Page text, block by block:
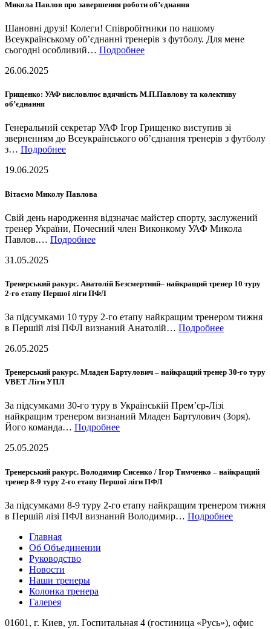
Микола Павлов про завершення роботи об’єднання
Шановні друзі! Колеги! Співробітники по нашому
Всеукраїнському об’єднанні тренерів з футболу. Для мене
сьогодні особливий… Подробнее
26.06.2025
Грищенко: УАФ висловлює вдячність М.П.Павлову та колективу
об’єднання
Генеральний секретар УАФ Ігор Грищенко виступив зі
зверненням до Всеукраїнського об’єднання тренерів з футболу
з… Подробнее
19.06.2025
Вітаємо Миколу Павлова
Свій день народження відзначає майстер спорту, заслужений
тренер України, Почесний член Виконкому УАФ Микола
Павлов.… Подробнее
31.05.2025
Тренерський ракурс. Анатолій Безсмертний– найкращий тренер 10 туру
2-го етапу Першої ліги ПФЛ
За підсумками 10 туру 2-го етапу найкращим тренером тижня
в Першій лізі ПФЛ визнаний Анатолій… Подробнее
26.05.2025
Тренерський ракурс. Младен Бартулович – найкращий тренер 30-го туру
VBET Ліги УПЛ
За підсумками 30-го туру в Українській Прем’єр-Лізі
найкращим тренером визнаний Младен Бартулович (Зоря).
Його команда… Подробнее
25.05.2025
Тренерський ракурс. Володимир Сисенко / Ігор Тимченко – найкращий
тренер 8-9 туру 2-го етапу Першої ліги ПФЛ
За підсумками 8-9 туру 2-го етапу найкращим тренером тижня
в Першій лізі ПФЛ визнаний Володимир… Подробнее
Главная
Об Объединении
Руководство
Новости
Наши тренеры
Колонка тренера
Галерея
01601, г. Киев, ул. Госпитальная 4 (гостиница «Русь»), офис